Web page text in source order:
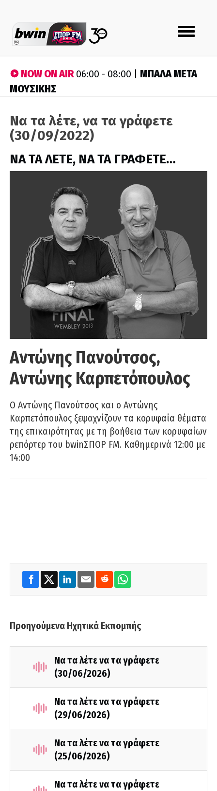
Toggle
navigation
NOW ON AIR06:00 - 08:00 | ΜΠΑΛΑ ΜΕΤΑ
ΜΟΥΣΙΚΗΣ
Να τα λέτε, να τα γράφετε
(30/09/2022)
ΝΑ ΤΑ ΛΕΤΕ, ΝΑ ΤΑ ΓΡΑΦΕΤΕ…
Αντώνης Πανούτσος,
Αντώνης Καρπετόπουλος
Ο Αντώνης Πανούτσος και ο Αντώνης
Καρπετόπουλος ξεψαχνίζουν τα κορυφαία θέματα
της επικαιρότητας με τη βοήθεια των κορυφαίων
ρεπόρτερ του bwinΣΠΟΡ FM. Καθημερινά 12:00 με
14:00
Προηγούμενα Ηχητικά Εκπομπής
Να τα λέτε να τα γράφετε
(30/06/2026)
Να τα λέτε να τα γράφετε
(29/06/2026)
Να τα λέτε να τα γράφετε
(25/06/2026)
Να τα λέτε να τα γράφετε